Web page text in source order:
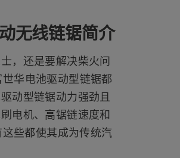
无线链锯简介
，还是要解决柴火问
华电池驱动型链锯都
动型链锯动力强劲且
电机、高锯链速度和
些都使其成为传统汽